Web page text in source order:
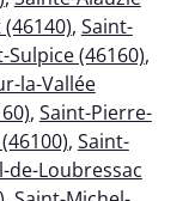
, Saint-
Sulpice (46160),
la-Vallée
, Saint-Pierre-
, Saint-
de-Loubressac